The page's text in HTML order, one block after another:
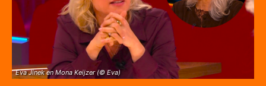
Eva Jinek en Mona Keijzer (© Eva)